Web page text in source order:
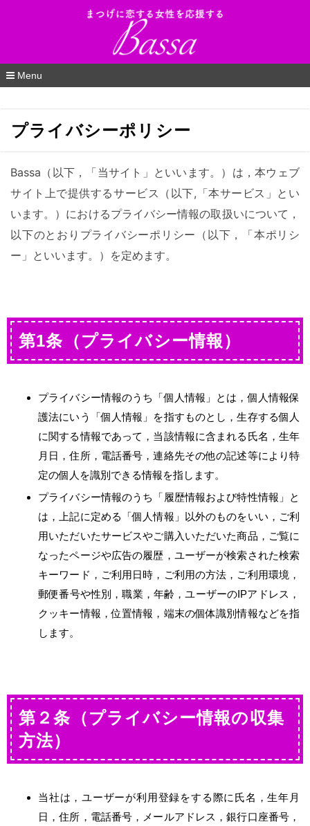
Bassa（バッサ）_まつげに恋する女性を応
援するWEBマガジン
Menu
へ
プライバシーポリシー
Bassa（以下，「当サイト」といいます。）は，本ウェブ
サイト上で提供するサービス（以下,「本サービス」とい
います。）におけるプライバシー情報の取扱いについて，
以下のとおりプライバシーポリシー（以下，「本ポリシ
ー」といいます。）を定めます。
第1条（プライバシー情報）
プライバシー情報のうち「個人情報」とは，個人情報保
護法にいう「個人情報」を指すものとし，生存する個人
に関する情報であって，当該情報に含まれる氏名，生年
月日，住所，電話番号，連絡先その他の記述等により特
定の個人を識別できる情報を指します。
プライバシー情報のうち「履歴情報および特性情報」と
は，上記に定める「個人情報」以外のものをいい，ご利
用いただいたサービスやご購入いただいた商品，ご覧に
なったページや広告の履歴，ユーザーが検索された検索
キーワード，ご利用日時，ご利用の方法，ご利用環境，
郵便番号や性別，職業，年齢，ユーザーのIPアドレス，
クッキー情報，位置情報，端末の個体識別情報などを指
します。
第２条（プライバシー情報の収集
方法）
当社は，ユーザーが利用登録をする際に氏名，生年月
日，住所，電話番号，メールアドレス，銀行口座番号，